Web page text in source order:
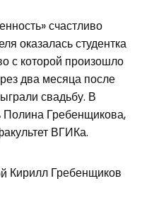
счастливо
оказалась студентка
с которой произошло
два месяца после
свадьбу. В
Гребенщикова,
ВГИКа.
Кирилл Гребенщиков